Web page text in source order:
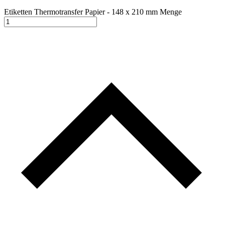
Etiketten Thermotransfer Papier - 148 x 210 mm Menge